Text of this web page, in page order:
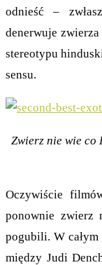
odnieść –
denerwuje
stereotypu
sensu.
Zwierz nie wie co
Oczywiście
ponownie zwierz
pogubili. W
między Judi